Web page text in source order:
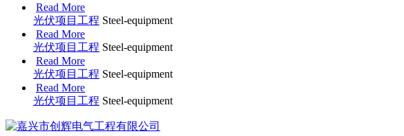
Read More
光伏项目工程 Steel-equipment
Read More
光伏项目工程 Steel-equipment
Read More
光伏项目工程 Steel-equipment
Read More
光伏项目工程 Steel-equipment